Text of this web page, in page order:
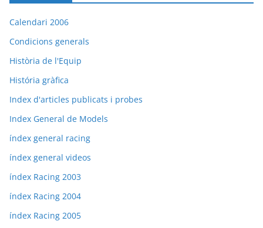
Calendari 2006
Condicions generals
Història de l'Equip
História gràfica
Index d'articles publicats i probes
Index General de Models
índex general racing
índex general videos
índex Racing 2003
índex Racing 2004
índex Racing 2005